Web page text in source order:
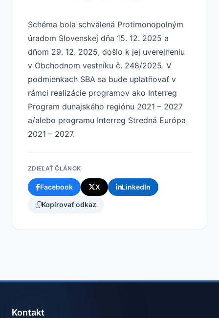
Schéma bola schválená Protimonopolným
úradom Slovenskej dňa 15. 12. 2025 a
dňom 29. 12. 2025, došlo k jej uverejneniu
v Obchodnom vestníku č. 248/2025. V
podmienkach SBA sa bude uplatňovať v
rámci realizácie programov ako Interreg
Program dunajského regiónu 2021 – 2027
a/alebo programu Interreg Stredná Európa
2021 – 2027.
ZDIEĽAŤ ČLÁNOK
Facebook X LinkedIn
Kopírovať odkaz
Kontakt